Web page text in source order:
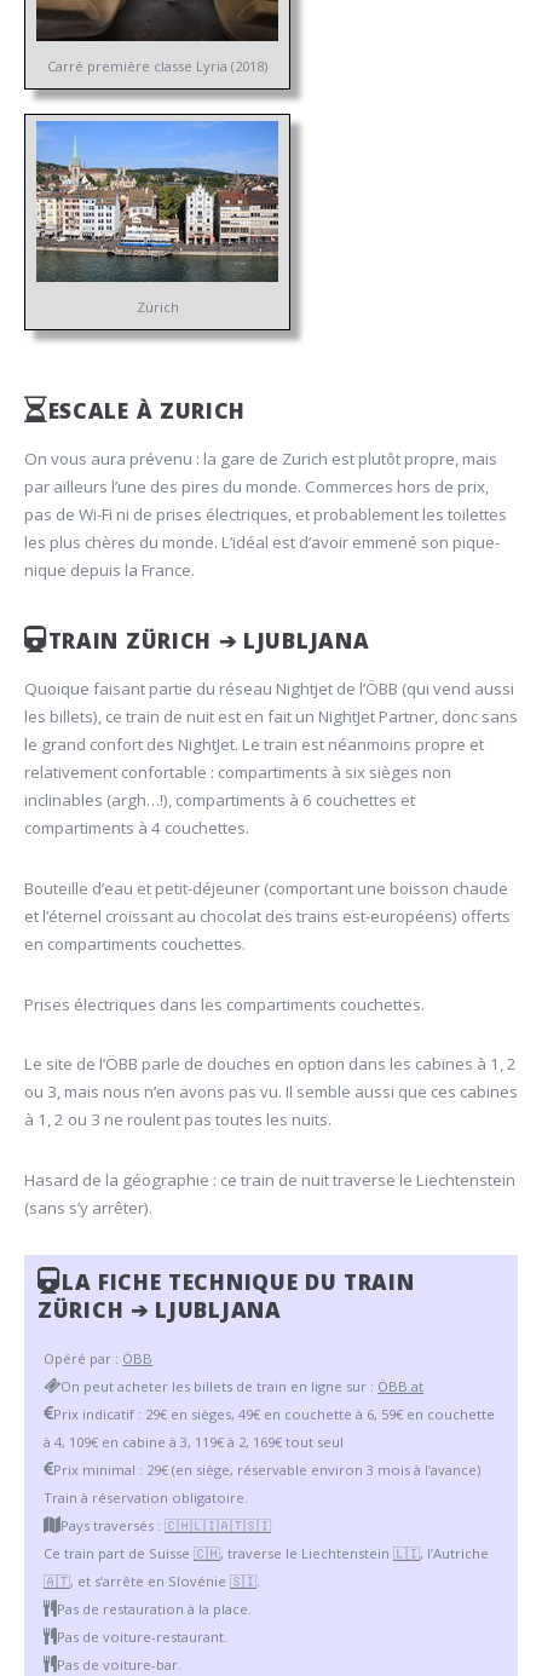
Carré première classe Lyria (2018)
Zürich
ESCALE À ZURICH
On vous aura prévenu : la gare de Zurich est plutôt propre, mais
par ailleurs l’une des pires du monde. Commerces hors de prix,
pas de Wi-Fi ni de prises électriques, et probablement les toilettes
les plus chères du monde. L’idéal est d’avoir emmené son pique-
nique depuis la France.
TRAIN ZÜRICH ➔ LJUBLJANA
Quoique faisant partie du réseau Nightjet de l’ÖBB (qui vend aussi
les billets), ce train de nuit est en fait un NightJet Partner, donc sans
le grand confort des NightJet. Le train est néanmoins propre et
relativement confortable : compartiments à six sièges non
inclinables (argh…!), compartiments à 6 couchettes et
compartiments à 4 couchettes.
Bouteille d’eau et petit-déjeuner (comportant une boisson chaude
et l’éternel croissant au chocolat des trains est-européens) offerts
en compartiments couchettes.
Prises électriques dans les compartiments couchettes.
Le site de l’ÖBB parle de douches en option dans les cabines à 1, 2
ou 3, mais nous n’en avons pas vu. Il semble aussi que ces cabines
à 1, 2 ou 3 ne roulent pas toutes les nuits.
Hasard de la géographie : ce train de nuit traverse le Liechtenstein
(sans s’y arrêter).
LA FICHE TECHNIQUE DU TRAIN
ZÜRICH ➔ LJUBLJANA
Opéré par : ÖBB
On peut acheter les billets de train en ligne sur : ÖBB.at
Prix indicatif : 29€ en sièges, 49€ en couchette à 6, 59€ en couchette
à 4, 109€ en cabine à 3, 119€ à 2, 169€ tout seul
Prix minimal : 29€ (en siège, réservable environ 3 mois à l’avance)
Train à réservation obligatoire.
Pays traversés :🇨🇭🇱🇮🇦🇹🇸🇮
Ce train part de Suisse🇨🇭, traverse le Liechtenstein🇱🇮, l’Autriche
🇦🇹, et s’arrête en Slovénie🇸🇮.
Pas de restauration à la place.
Pas de voiture-restaurant.
Pas de voiture-bar.